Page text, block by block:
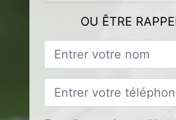
OU ÊTRE